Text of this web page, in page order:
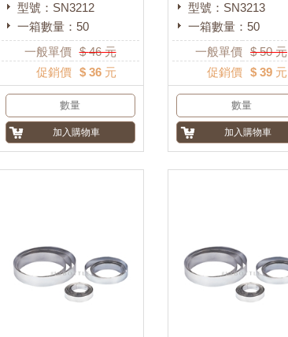
型號：SN3212
一箱數量：50
一般單價 $46元
促銷價
$ 36 元
型號：SN3213
一箱數量：50
一般單價 $50元
促銷價 $ 39 元